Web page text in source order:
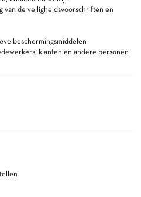
van de veiligheidsvoorschriften en
beschermingsmiddelen
klanten en andere personen